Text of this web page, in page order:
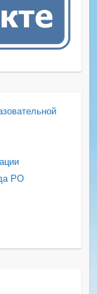
РО